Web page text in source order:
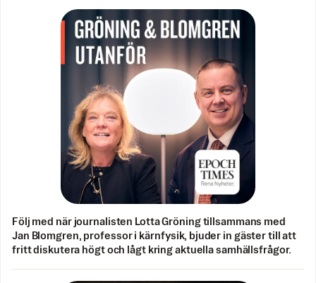
Följ med när journalisten Lotta Gröning tillsammans med
Jan Blomgren, professor i kärnfysik, bjuder in gäster till att
fritt diskutera högt och lågt kring aktuella samhällsfrågor.